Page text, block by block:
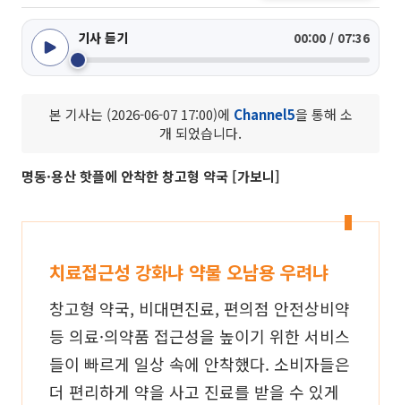
기사 듣기 00:00 / 07:36
본 기사는 (2026-06-07 17:00)에 Channel5을 통해 소
개 되었습니다.
명동·용산 핫플에 안착한 창고형 약국 [가보니]
치료접근성 강화냐 약물 오남용 우려냐
창고형 약국, 비대면진료, 편의점 안전상비약
등 의료·의약품 접근성을 높이기 위한 서비스
들이 빠르게 일상 속에 안착했다. 소비자들은
더 편리하게 약을 사고 진료를 받을 수 있게